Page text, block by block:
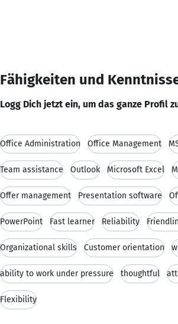
Fähigkeiten und
Logg Dich jetzt ein, um das ganze Profil
Office Administration Office Management
Team assistance Outlook Microsoft Excel
Offer management Presentation software
PowerPoint Fast learner Reliability
Organizational skills Customer orientation
ability to work under pressure thoughtful
Flexibility